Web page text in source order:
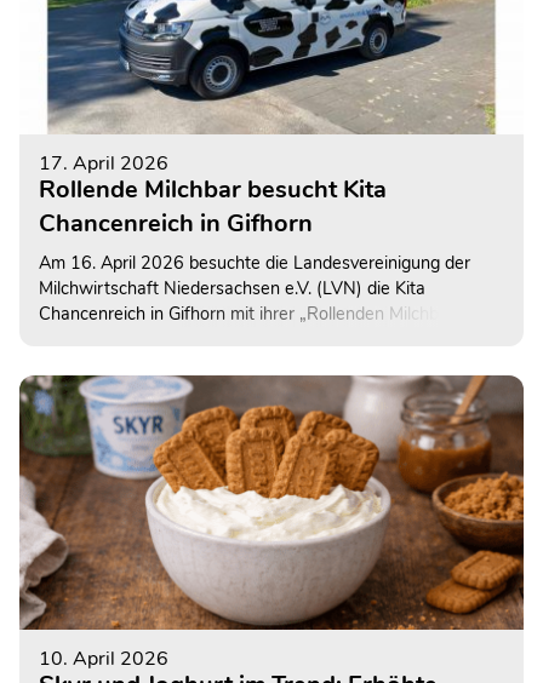
17. April 2026
Rollende Milchbar besucht Kita
Chancenreich in Gifhorn
Am 16. April 2026 besuchte die Landesvereinigung der
Milchwirtschaft Niedersachsen e.V. (LVN) die Kita
Chancenreich in Gifhorn mit ihrer „Rollenden Milchbar“.
10. April 2026